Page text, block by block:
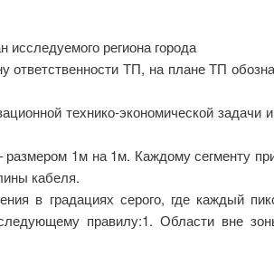
исследуемого региона города
ответственности ТП, на плане ТП
технико-экономической задачи
1м на 1м. Каждому сегменту
кабеля.
в градациях серого, где каждый
правилу:1. Области вне